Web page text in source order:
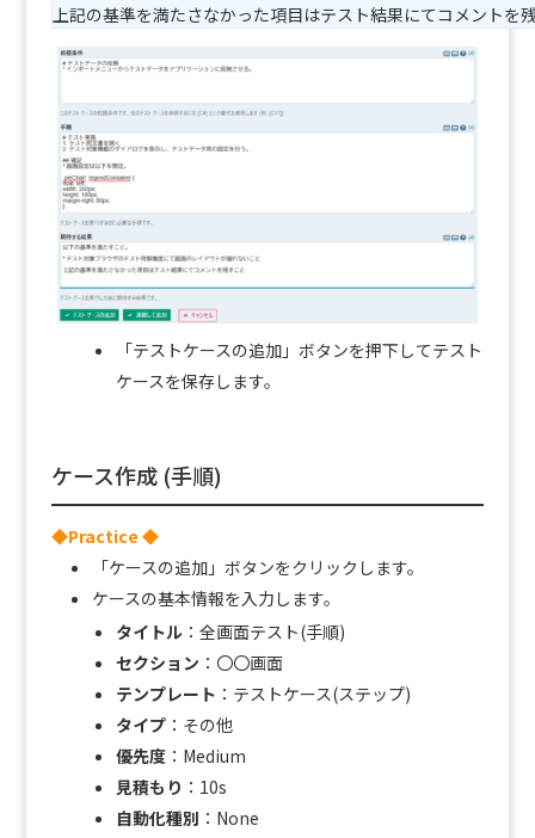
上記の基準を満たさなかった項目はテスト結果にてコメントを
「テストケースの追加」ボタンを押下してテスト
ケースを保存します。
ケース作成 (手順)
◆Practice ◆
「ケースの追加」ボタンをクリックします。
ケースの基本情報を入力します。
タイトル：全画面テスト(手順)
セクション ：〇〇画面
テンプレート ：テストケース(ステップ)
タイプ：その他
優先度：Medium
見積もり ：10s
自動化種別 ：None